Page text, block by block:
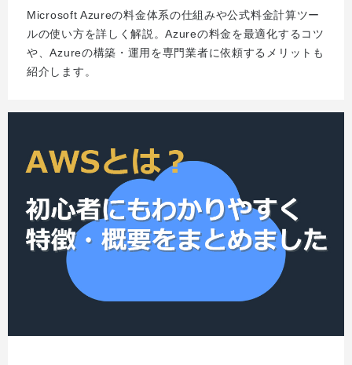
Microsoft Azureの料金体系の仕組みや公式料金計算ツー
ルの使い方を詳しく解説。Azureの料金を最適化するコツ
や、Azureの構築・運用を専門業者に依頼するメリットも
紹介します。